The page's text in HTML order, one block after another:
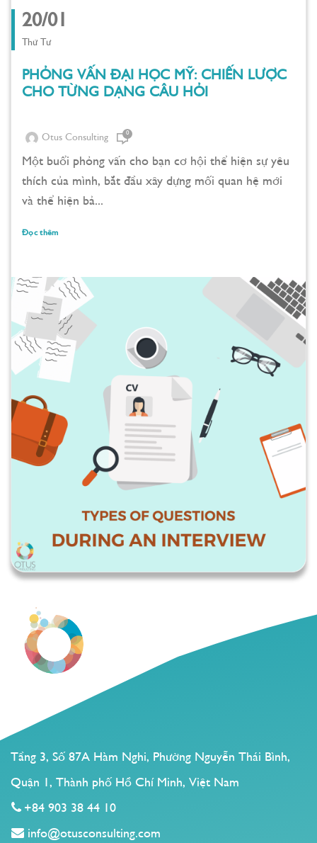
20/01
Thứ Tư
PHỎNG VẤN ĐẠI HỌC MỸ: CHIẾN LƯỢC
CHO TỪNG DẠNG CÂU HỎI
Otus Consulting 0
Một buổi phỏng vấn cho bạn cơ hội thể hiện sự yêu
thích của mình, bắt đầu xây dựng mối quan hệ mới
và thể hiện bả...
Đọc thêm
Tầng 3, Số 87A Hàm Nghi, Phường Nguyễn Thái Bình,
Quận 1, Thành phố Hồ Chí Minh, Việt Nam
+84 903 38 44 10
info@otusconsulting.com